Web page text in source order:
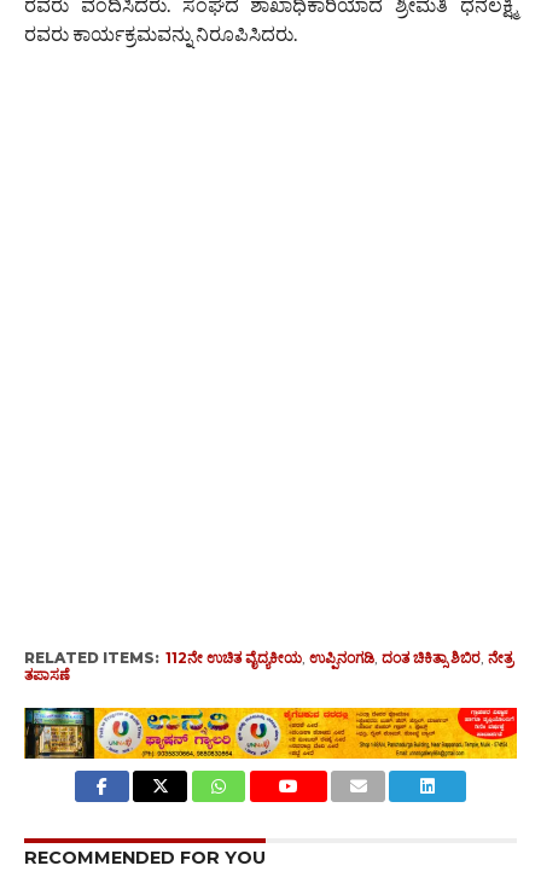
ರವರು ಕಾರ್ಯಕ್ರಮವನ್ನು ನಿರೂಪಿಸಿದರು.
RELATED ITEMS: 112ನೇ ಉಚಿತ ವೈದ್ಯಕೀಯ, ಉಪ್ಪಿನಂಗಡಿ, ದಂತ ಚಿಕಿತ್ಸಾ ಶಿಬಿರ, ನೇತ್ರ
ತಪಾಸಣೆ
RECOMMENDED FOR YOU